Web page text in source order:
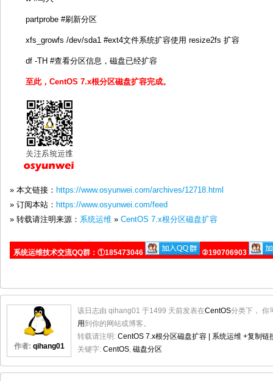
partprobe #刷新分区
xfs_growfs /dev/sda1 #ext4文件系统扩容使用 resize2fs 扩容
df -TH #查看分区信息，磁盘已经扩容
至此，CentOS 7.x根分区磁盘扩容完成。
» 本文链接： https://www.osyunwei.com/archives/12718.html
» 订阅本站： https://www.osyunwei.com/feed
» 转载请注明来源： 系统运维 » CentOS 7.x根分区磁盘扩容
系统运维技术交流QQ群：①185473046 ②190706903
作者: qihang01
该日志由 qihang01 于1499 天前发表在CentOS分类下， 你
用到你的网站或博客。
转载请注明: CentOS 7.x根分区磁盘扩容 | 系统运维 +复制链
关键字: CentOS, 磁盘分区